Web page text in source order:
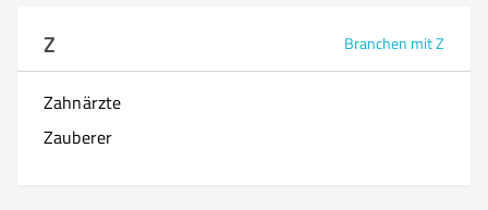
Z Branchen mit Z
Zahnärzte
Zauberer